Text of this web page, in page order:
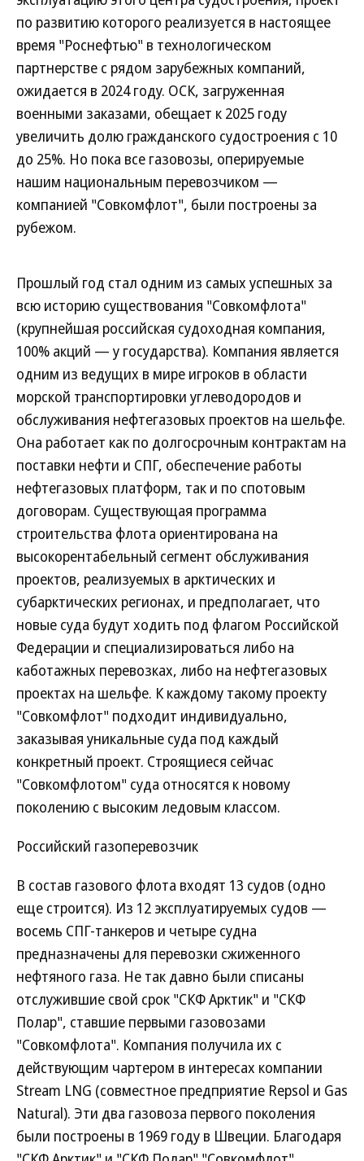
по развитию которого реализуется в настоящее
время "Роснефтью" в технологическом
партнерстве с рядом зарубежных компаний,
ожидается в 2024 году. ОСК, загруженная
военными заказами, обещает к 2025 году
увеличить долю гражданского судостроения с 10
до 25%. Но пока все газовозы, оперируемые
нашим национальным перевозчиком —
компанией "Совкомфлот", были построены за
рубежом.
Прошлый год стал одним из самых успешных за
всю историю существования "Совкомфлота"
(крупнейшая российская судоходная компания,
100% акций — у государства). Компания является
одним из ведущих в мире игроков в области
морской транспортировки углеводородов и
обслуживания нефтегазовых проектов на шельфе.
Она работает как по долгосрочным контрактам на
поставки нефти и СПГ, обеспечение работы
нефтегазовых платформ, так и по спотовым
договорам. Существующая программа
строительства флота ориентирована на
высокорентабельный сегмент обслуживания
проектов, реализуемых в арктических и
субарктических регионах, и предполагает, что
новые суда будут ходить под флагом Российской
Федерации и специализироваться либо на
каботажных перевозках, либо на нефтегазовых
проектах на шельфе. К каждому такому проекту
"Совкомфлот" подходит индивидуально,
заказывая уникальные суда под каждый
конкретный проект. Строящиеся сейчас
"Совкомфлотом" суда относятся к новому
поколению с высоким ледовым классом.
Российский газоперевозчик
В состав газового флота входят 13 судов (одно
еще строится). Из 12 эксплуатируемых судов —
восемь СПГ-танкеров и четыре судна
предназначены для перевозки сжиженного
нефтяного газа. Не так давно были списаны
отслужившие свой срок "СКФ Арктик" и "СКФ
Полар", ставшие первыми газовозами
"Совкомфлота". Компания получила их с
действующим чартером в интересах компании
Stream LNG (совместное предприятие Repsol и Gas
Natural). Эти два газовоза первого поколения
были построены в 1969 году в Швеции. Благодаря